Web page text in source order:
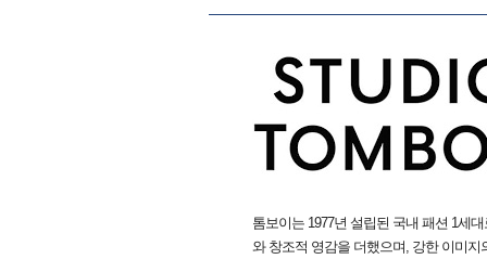
톰보이는 1977년 설립된 국내 패션 1세
와 창조적 영감을 더했으며, 강한 이미